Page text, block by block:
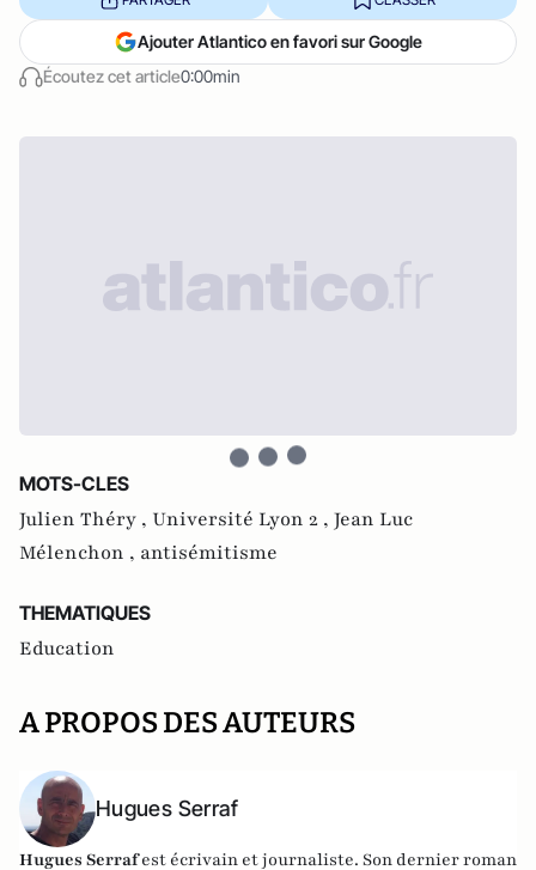
Écoutez cet article0:00min
Ajouter Atlantico en favori sur Google
MOTS-CLES
Julien Théry , Université Lyon 2 , Jean Luc
Mélenchon , antisémitisme
THEMATIQUES
Education
A PROPOS DES AUTEURS
Hugues Serraf
Hugues Serrafest écrivain et journaliste. Son dernier roman